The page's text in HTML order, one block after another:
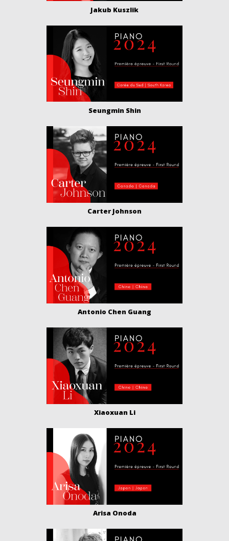
Jakub Kuszlik
Seungmin Shin
Carter Johnson
Antonio Chen Guang
Xiaoxuan Li
Arisa Onoda